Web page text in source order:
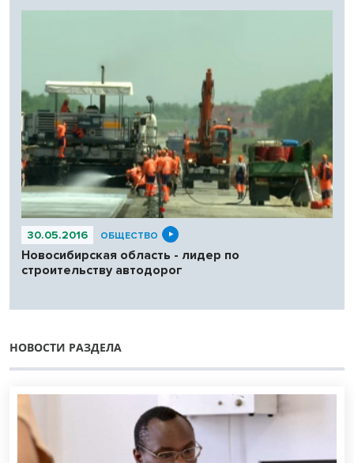
30.05.2016 ОБЩЕСТВО
Новосибирская область - лидер по
строительству автодорог
НОВОСТИ РАЗДЕЛА